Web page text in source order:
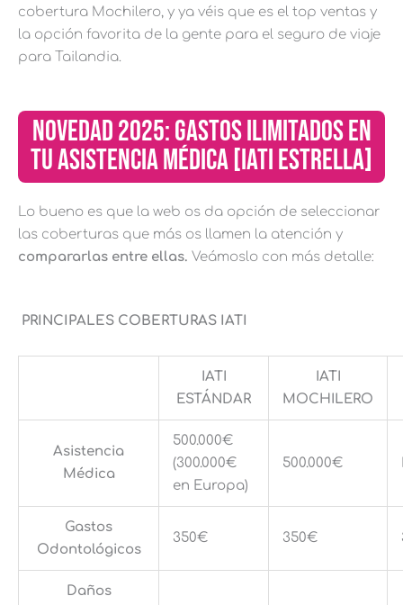
cobertura Mochilero, y ya véis que es el top ventas y
la opción favorita de la gente para el seguro de viaje
para Tailandia.
NOVEDAD 2025: GASTOS ILIMITADOS EN
TU ASISTENCIA MÉDICA [IATI ESTRELLA]
Lo bueno es que la web os da opción de seleccionar
las coberturas que más os llamen la atención y
compararlas entre ellas. Veámoslo con más detalle:
PRINCIPALES COBERTURAS IATI
IATI
ESTÁNDAR
IATI
MOCHILERO
Asistencia
Médica
500.000€
(300.000€
en Europa)
500.000€
Gastos
Odontológicos
350€ 350€
Daños